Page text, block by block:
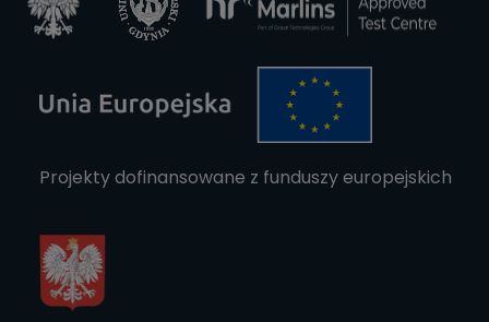
Projekty dofinansowane z funduszy europejskich